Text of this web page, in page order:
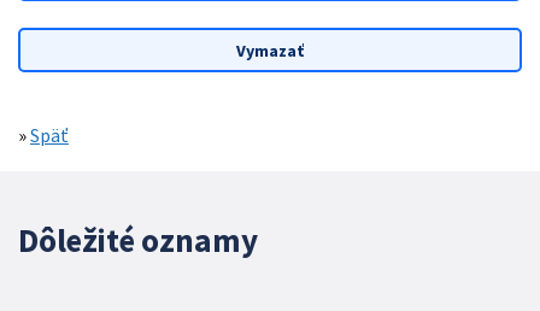
»Späť
Dôležité oznamy